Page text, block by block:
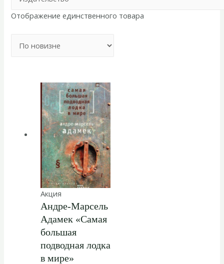
Отображение единственного товара
Акция
Андре-Марсель
Адамек «Самая
большая
подводная лодка
в мире»